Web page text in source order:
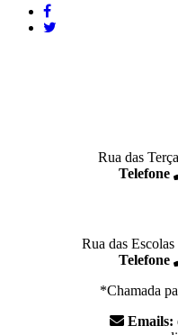
Rua das
Telefone
Rua das
Telefone
*Chamada
Emails: